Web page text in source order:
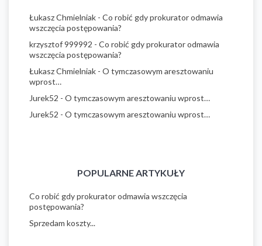
Łukasz Chmielniak - Co robić gdy prokurator odmawia
wszczęcia postępowania?
krzysztof 999992 - Co robić gdy prokurator odmawia
wszczęcia postępowania?
Łukasz Chmielniak - O tymczasowym aresztowaniu
wprost…
Jurek52 - O tymczasowym aresztowaniu wprost…
Jurek52 - O tymczasowym aresztowaniu wprost…
POPULARNE ARTYKUŁY
Co robić gdy prokurator odmawia wszczęcia
postępowania?
Sprzedam koszty...